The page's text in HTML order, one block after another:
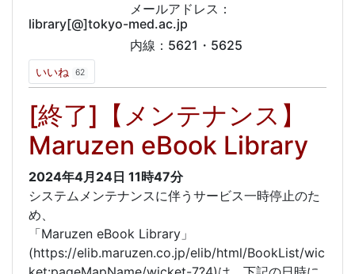
メールアドレス：
library[@]tokyo-med.ac.jp
内線：5621・5625
いいね 62
[終了]【メンテナンス】
Maruzen eBook Library
2024年4月24日 11時47分
システムメンテナンスに伴うサービス一時停止のた
め、
「Maruzen eBook Library」
(https://elib.maruzen.co.jp/elib/html/BookList/wic